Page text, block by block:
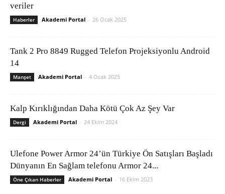
veriler
Haberler Akademi Portal - 26 Ocak 2025
Tank 2 Pro 8849 Rugged Telefon Projeksiyonlu Android
14
Manşet Akademi Portal - 4 Ocak 2025
Kalp Kırıklığından Daha Kötü Çok Az Şey Var
Dergi Akademi Portal - 24 Ekim 2024
Ulefone Power Armor 24’ün Türkiye Ön Satışları Başladı
Dünyanın En Sağlam telefonu Armor 24...
Öne Çıkan Haberler Akademi Portal - 16 Ekim 2023